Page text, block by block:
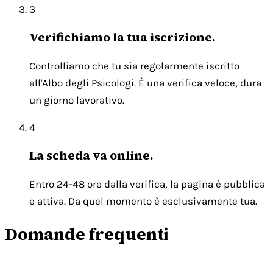
3
Verifichiamo la tua iscrizione.
Controlliamo che tu sia regolarmente iscritto
all'Albo degli Psicologi. È una verifica veloce, dura
un giorno lavorativo.
4
La scheda va online.
Entro 24-48 ore dalla verifica, la pagina è pubblica
e attiva. Da quel momento è esclusivamente tua.
Domande frequenti